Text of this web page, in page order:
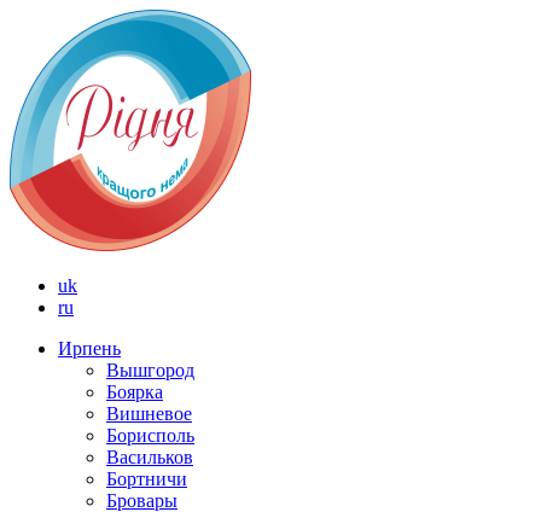
uk
ru
Ирпень
Вышгород
Боярка
Вишневое
Борисполь
Васильков
Бортничи
Бровары